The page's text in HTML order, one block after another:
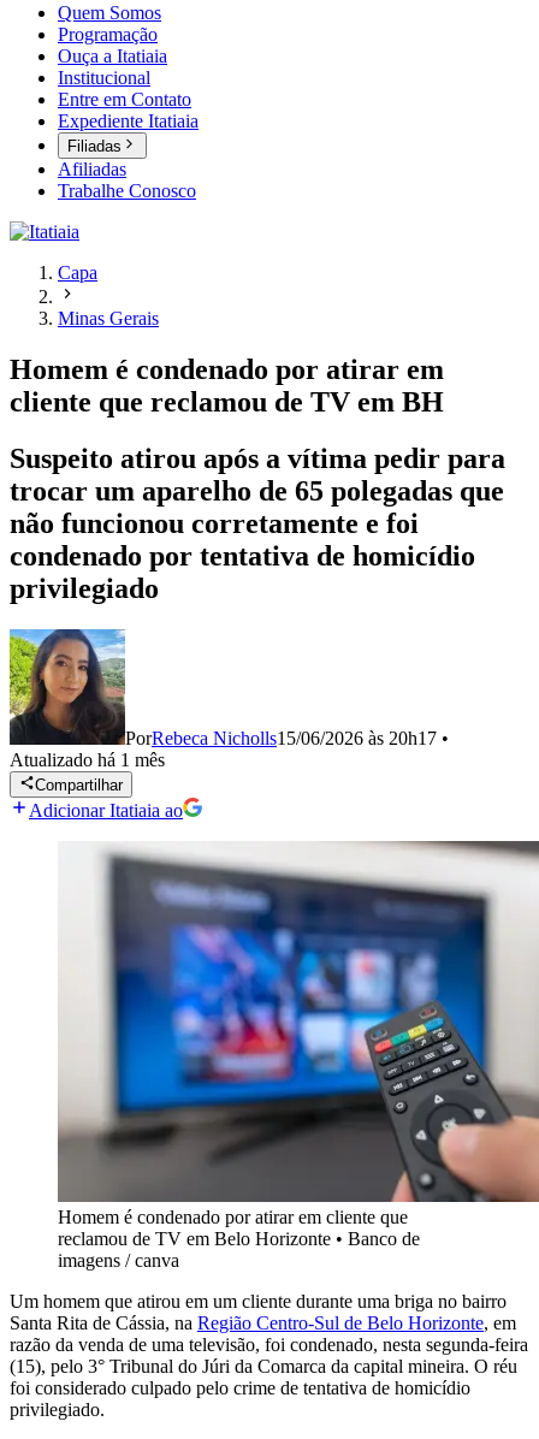
Quem Somos
Programação
Ouça a Itatiaia
Institucional
Entre em Contato
Expediente Itatiaia
Filiadas
Afiliadas
Trabalhe Conosco
Capa
Minas Gerais
Homem é condenado por atirar em
cliente que reclamou de TV em BH
Suspeito atirou após a vítima pedir para
trocar um aparelho de 65 polegadas que
não funcionou corretamente e foi
condenado por tentativa de homicídio
privilegiado
PorRebeca Nicholls15/06/2026 às 20h17 •
Atualizado há 1 mês
Compartilhar
Adicionar Itatiaia ao
Homem é condenado por atirar em cliente que
reclamou de TV em Belo Horizonte • Banco de
imagens / canva
Um homem que atirou em um cliente durante uma briga no bairro
Santa Rita de Cássia, na Região Centro-Sul de Belo Horizonte, em
razão da venda de uma televisão, foi condenado, nesta segunda-feira
(15), pelo 3° Tribunal do Júri da Comarca da capital mineira. O réu
foi considerado culpado pelo crime de tentativa de homicídio
privilegiado.